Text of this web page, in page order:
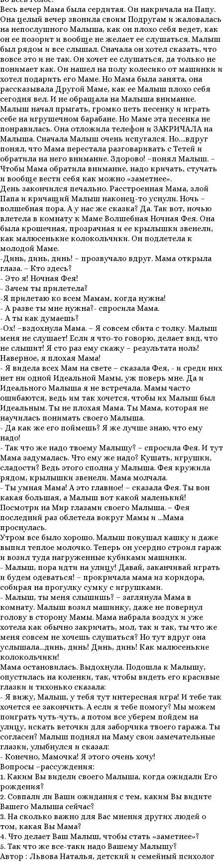
Весь вечер Мама была сердитая. Он накричала на Папу.
Она целый вечер звонила своим Подругам и жаловалась
на непослушного Малыша, как он плохо себя ведет, как
он ее позорит и вообще не желает ее слушаться. Малыш
был рядом и все слышал. Сначала он хотел сказать, что
вовсе это и не так. Он хочет ее слушаться, да только не
понимает как. Он нашел на полу колесико от машинки и
хотел подарить его Маме. Но Мама была занята, она
рассказывала Другой Маме, как ее Малыш плохо себя
сегодня вел. И не обращала на Малыша внимание.
Малыш начал прыгать, громко петь песенку и играть
себе на игрушечном барабане. Но Маме эта песенка не
понравилась. Она отложила телефон и ЗАКРИЧАЛА на
Малыша. Сначала Малыш очень испугался. Но….вдруг
понял, что Мама перестала разговаривать с Тетей и
обратила на него внимание. Здорово! –понял Малыш. –
Чтобы Мама обратила внимание, надо кричать, стучать
и вообще вести себя как можно «заметнее».
День закончился печально. Расстроенная Мама, злой
Папа и кричащий Малыш наконец-то уснули. Ночь –
волшебная пора. А у нас же сказка? Да. Так вот, ночью
влетела в комнату к Маме Волшебная Ночная Фея. Она
была крошечная, прозрачная и ее крылышки звенели,
как малюсенькие колокольчики. Он подлетела к
молодой Маме.
-Динь, динь, динь! – прозвучало вдруг. Мама открыла
глаза. – Кто здесь?
- Это я! Ночная Фея!
- Зачем ты прилетела?
-Я прилетаю ко всем Мамам, когда нужна!
- А разве ты мне нужна?- cпросила Мама.
- А ты как думаешь?
-Ох! –вздохнула Мама. – Я совсем сбита с толку. Малыш
меня не слушает! Если я что-то говорю, делает вид, что
не слышит! Я сто раз ему скажу – результата ноль!
Наверное, я плохая Мама!
- Я видела всех Мам на свете – сказала Фея, - и среди них
нет ни одной Идеальной Мамы, уж поверь мне. Да и
Идеального Малыша я не встречала. Мамы часто
ошибаются, ведь им так хочется, чтобы их Малыш был
Идеальным. Ты не плохая Мама. Ты Мама, которая не
научилась понимать своего Малыша.
- Да как же его поймешь? Я же лучше знаю, что ему
надо!
- Так что же надо твоему Малышу? – спросила Фея. И тут
Мама задумалась. Что ему же надо? Кушать, игрушки,
сладости? Ведь этого сполна у Малыша. Фея кружила
рядом, крылышки звенели. Мама молчала.
- Ты умная Мама! А это главное! – сказала Фея. Ты вон
какая большая, а Малыш вот какой маленький!
Посмотри на Мир глазами своего Малыша. – Фея
последний раз облетела вокруг Мамы и …Мама
проснулась.
Утром все было хорошо. Малыш покушал кашку и даже
выпил теплое молочко. Теперь он усердно строил гараж
и возил туда нагруженные кубиками машинки.
- Малыш, пора идти на улицу! Давай, заканчивай играть
и будем одеваться! – прокричала мама из коридора,
собирая на прогулку сумку с игрушками.
- Малыш, ты меня слышишь? – заглянула Мама в
комнату. Малыш возил машинку, даже не повернул
голову в сторону Мамы. Мама набрала воздух и уже
хотела как обычно закричать, мол, так и так, ты что же
меня совсем не хочешь слушаться? Но тут вдруг она
услышала…динь, динь! Динь, динь! Как малюсенькие
колокольчики!
Мама остановилась. Выдохнула. Подошла к Малышу,
опустилась на коленки, так, чтобы видеть его красивые
глазки и тихонько сказала:
- Я вижу, Малыш, у тебя тут интересная игра! И тебе так
хочется ее закончить. А если я тебе помогу? Мы можем
поиграть чуть-чуть, а потом все уберем пойдем на
улицу, искать веточки для заборчика твоего гаража. Ты
согласен? Малыш поднял на Маму свои замечательные
глазки, улыбнулся и сказал:
- Конечно, Мамочка! Я этого очень хочу!
Вопросы –рассуждения:
1. Каким Вы видели своего Малыша, когда ожидали Его
рождения?
2. Совпали ли Ваши ожидания с тем, каким Вы видите
Вашего Малыша сейчас?
3. На сколько важно для Вас мнения других людей о
том, какая Вы Мама?
4. Что делает Ваш Малыш, чтобы стать «заметнее»?
5. Так что же все-таки надо Вашему Малышу?
Автор : Львова Наталья, детский и семейный психолог